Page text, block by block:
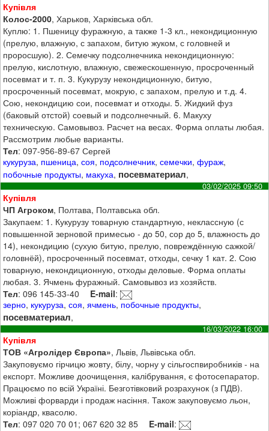
Купівля
Колос-2000, Харьков, Харківська обл.
Куплю: 1. Пшеницу​ фуражную, а также 1-3 кл., некондиционную
(прелую, влажную, с запахом, битую жуком, с головней и
проросшую). 2. Семечку подсолнечника некондиционную:
прелую, кислотную, влажную, свежескошенную, просроченный
посевмат и т. п. 3. Кукурузу некондиционную, битую,
просроченный посевмат, мокрую, с запахом, прелую и т.д. ​4.
Сою, некондицию сои, посевмат и отходы. 5. Жидкий фуз
(баковый отстой) соевый и подсолнечный. 6. Макуху
техническую. Самовывоз. Расчет на весах. Форма оплаты любая.
Рассмотрим любые варианты.
Тел: 097-956-89-67 Сергей
кукуруза, пшеница,соя, подсолнечник,семечки,фураж,
побочные продукты, макуха, посевматериал,
03/02/2025 09:50
Купівля
ЧП Агроком, Полтава, Полтавська обл.
Закупаем: 1. Кукурузу товарную стандартную, неклассную (с
повышенной зерновой примесью - до 50, сор до 5, влажность до
14), некондицию (сухую битую, прелую, повреждённую сажкой/
головнёй), просроченный посевмат, отходы, сечку 1 кат. 2. Сою
товарную, некондиционную, отходы деловые. Форма оплаты
любая. 3. Ячмень фуражный. Самовывоз из хозяйств.
Тел: 096 145-33-40 E-mail:
зерно, кукуруза,соя,ячмень, побочные продукты,
посевматериал,
16/03/2022 16:00
Купівля
ТОВ «Агролідер Європа», Львів, Львівська обл.
Закуповуємо гірчицю жовту, білу, чорну у сільгоспвиробників - на
експорт. Можливе доочищення, калібрування, є фотосепаратор.
Працюємо по всій Україні. Безготівковий розрахунок (з ПДВ).
Можливі форварди і продаж насіння. Також закуповуємо льон,
коріандр, квасолю.
Тел: 097 020 70 01; 067 620 32 85 E-mail: